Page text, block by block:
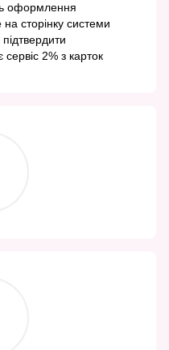
оформлення
сторінку системи
сервіс 2% з карток